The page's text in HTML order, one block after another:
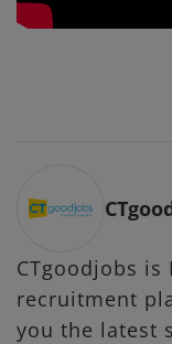
CTgoodjobs is
recruitment
you the latest